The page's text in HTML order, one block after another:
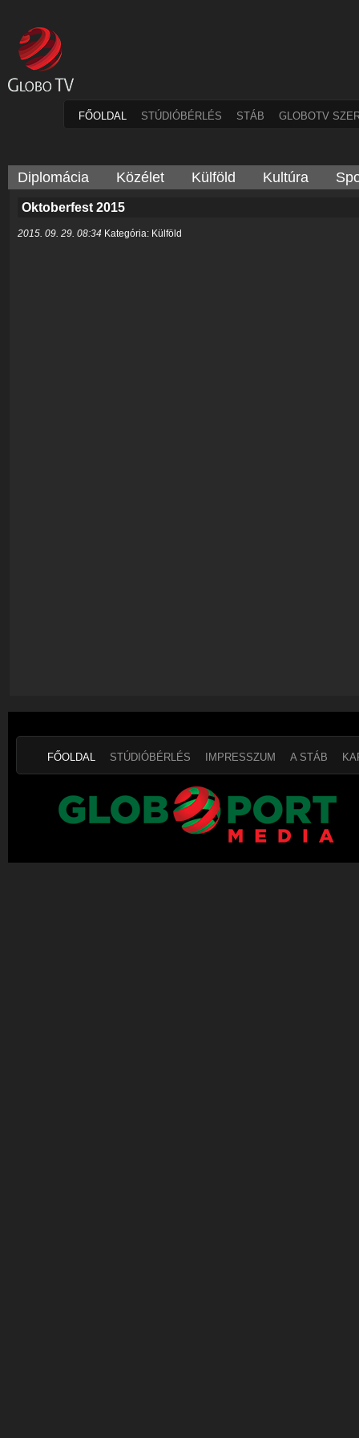
FŐOLDAL STÚDIÓBÉRLÉS STÁB GLOBOTV
Diplomácia Közélet Külföld Kultúra
Oktoberfest 2015
2015. 09. 29. 08:34 Kategória: Külföld
FŐOLDAL STÚDIÓBÉRLÉS IMPRESSZUM A STÁB